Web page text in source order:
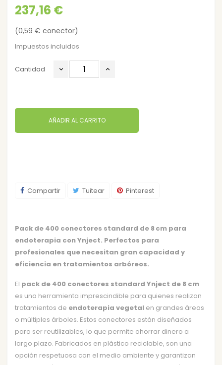
237,16 €
(0,59 € conector)
Impuestos incluidos
Cantidad
AÑADIR AL CARRITO
Compartir Tuitear Pinterest
Pack de 400 conectores standard de 8 cm para
endoterapia con Ynject. Perfectos para
profesionales que necesitan gran capacidad y
eficiencia en tratamientos arbóreos.
El pack de 400 conectores standard Ynject de 8 cm
es una herramienta imprescindible para quienes realizan
tratamientos de endoterapia vegetal en grandes áreas
o múltiples árboles. Estos conectores están diseñados
para ser reutilizables, lo que permite ahorrar dinero a
largo plazo. Fabricados en plástico reciclable, son una
opción respetuosa con el medio ambiente y garantizan